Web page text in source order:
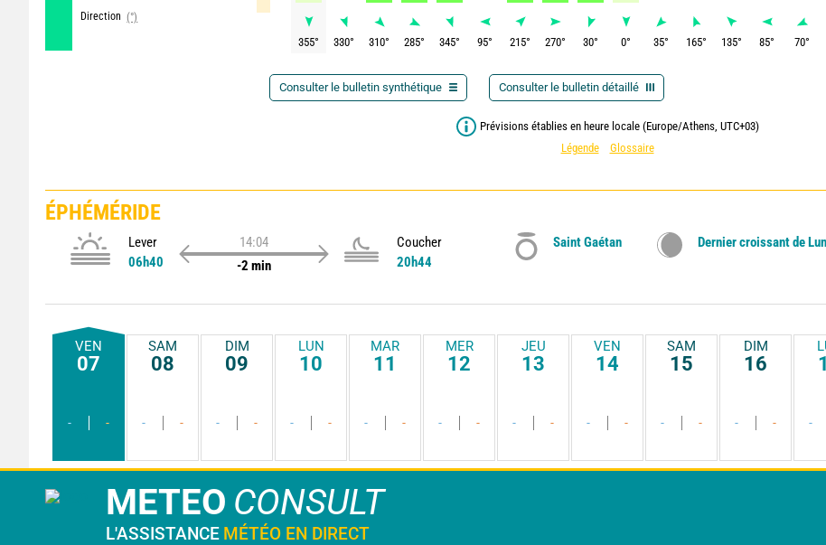
Direction (°)
355° 330° 310° 285° 345° 95° 215° 270° 30° 0° 35° 165° 135° 85° 70°
Consulter le bulletin synthétique Consulter le bulletin détaillé
Prévisions établies en heure locale (Europe/Athens, UTC+03)
Légende
Glossaire
ÉPHÉMÉRIDE
Lever
06h40
14:04
-2 min
Coucher
20h44
Saint Gaétan Dernier croissant de
VEN
07
- -
SAM
08
- -
DIM
09
- -
LUN
10
- -
MAR
11
- -
MER
12
- -
JEU
13
- -
VEN
14
- -
SAM
15
- -
DIM
16
- - -
METEO CONSULT
L'ASSISTANCE MÉTÉO EN DIRECT